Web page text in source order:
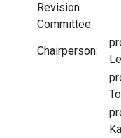
Revision
Committee:
Chairperson: